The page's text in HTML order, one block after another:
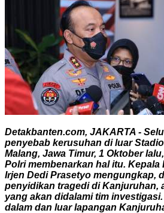
Detakbanten.com, JAKARTA -
penyebab kerusuhan di luar
Malang, Jawa Timur, 1 Oktober
Polri membenarkan hal itu. Kepala
Irjen Dedi Prasetyo mengungkap,
penyidikan tragedi di Kanjuruhan,
yang akan didalami tim
dalam dan luar lapangan